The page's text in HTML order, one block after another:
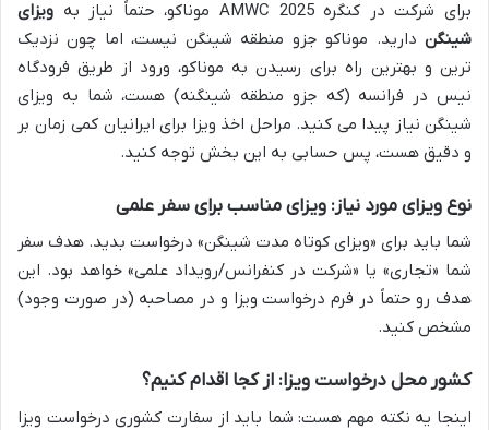
برای شرکت در کنگره AMWC 2025 موناکو، حتماً نیاز به
ویزای
شینگن دارید. موناکو جزو منطقه شینگن نیست، اما چون نزدیک
ترین و بهترین راه برای رسیدن به موناکو، ورود از طریق فرودگاه
نیس در فرانسه (که جزو منطقه شینگنه) هست، شما به ویزای
شینگن نیاز پیدا می کنید. مراحل اخذ ویزا برای ایرانیان کمی زمان بر
و دقیق هست، پس حسابی به این بخش توجه کنید.
نوع ویزای مورد نیاز: ویزای مناسب برای سفر علمی
شما باید برای «ویزای کوتاه مدت شینگن» درخواست بدید. هدف سفر
شما «تجاری» یا «شرکت در کنفرانس/رویداد علمی» خواهد بود. این
هدف رو حتماً در فرم درخواست ویزا و در مصاحبه (در صورت وجود)
مشخص کنید.
کشور محل درخواست ویزا: از کجا اقدام کنیم؟
اینجا یه نکته مهم هست: شما باید از سفارت کشوری درخواست ویزا